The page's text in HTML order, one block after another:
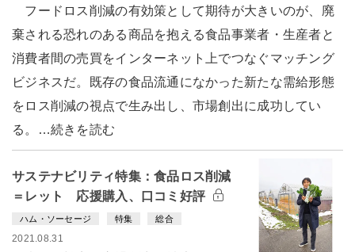
フードロス削減の有効策として期待が大きいのが、廃
棄される恐れのある商品を抱える食品事業者・生産者と
消費者間の売買をインターネット上でつなぐマッチング
ビジネスだ。既存の食品流通になかった新たな需給形態
をロス削減の視点で生み出し、市場創出に成功してい
る。…続きを読む
サステナビリティ特集：食品ロス削減
＝レット 応援購入、口コミ好評
ハム・ソーセージ 特集 総合
2021.08.31